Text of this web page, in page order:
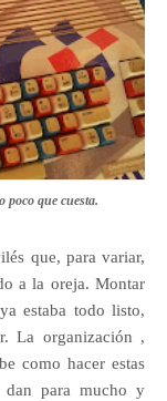
poco que cuesta.
que, para variar,
a la oreja. Montar
estaba todo listo,
La organización ,
como hacer estas
dan para mucho y